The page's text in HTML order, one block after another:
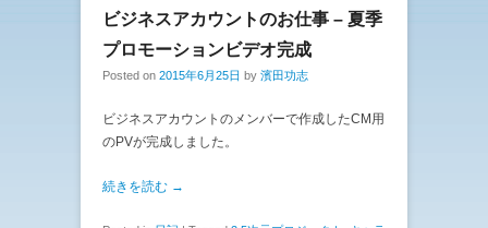
ビジネスアカウントのお仕事 – 夏季
プロモーションビデオ完成
Posted on 2015年6月25日 by 濱田功志
ビジネスアカウントのメンバーで作成したCM用
のPVが完成しました。
続きを読む →